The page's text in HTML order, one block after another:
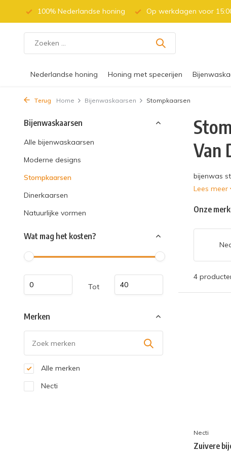
100% Nederlandse honing Op werkdagen voor
Nederlandse honing Honing met specerijen
Terug Home Bijenwaskaarsen Stompkaarsen
Bijenwaskaarsen
Alle bijenwaskaarsen
Moderne designs
Stompkaarsen
Dinerkaarsen
Natuurlijke vormen
Wat mag het kosten?
Tot
Merken
Alle merken
Necti
Van
bijenwas
Lees meer
Onze
4
Necti
Zuivere